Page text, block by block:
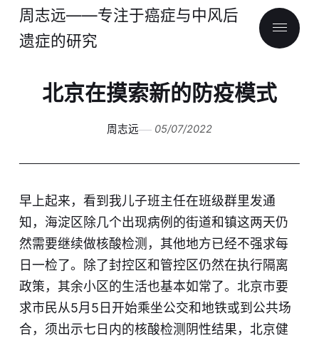
周志远——专注于癌症与中风后
遗症的研究
北京在摸索新的防疫模式
周志远 05/07/2022
早上起来，看到我儿子班主任在班级群里发通
知，海淀区除几个出现病例的街道和镇这两天仍
然需要继续做核酸检测，其他地方已经不强求每
日一检了。除了封控区和管控区仍然在执行隔离
政策，其余小区的生活也基本如常了。北京市要
求市民从5月5日开始乘坐公交和地铁或到公共场
合，须出示七日内的核酸检测阴性结果，北京健